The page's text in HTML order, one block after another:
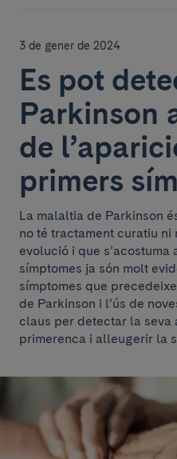
3 de gener de 2024
Es pot
Parkinson
de
primers
La malaltia de Parkinson
no té tractament curatiu
evolució i que
símptomes ja són molt
símptomes que
de Parkinson i l’ús de
claus per detectar la seva
primerenca i alleugerir la